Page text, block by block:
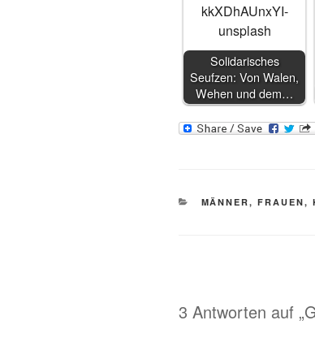
Solidarisches
Seufzen: Von Walen,
Wehen und dem…
KATEGORIEN
MÄNNER, FRAUEN,
3 Antworten auf